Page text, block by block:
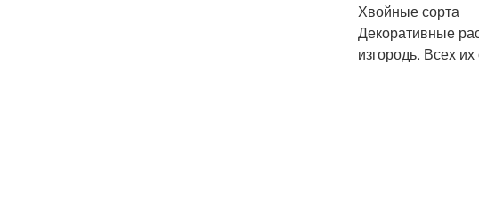
Хвойные сорта
Декоративные
изгородь. Всех